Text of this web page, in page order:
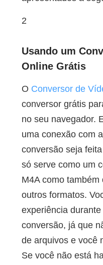
2
Usando um
Online Grátis
O Conversor de
conversor grátis
no seu navegador.
uma conexão com
conversão seja
só serve como um
M4A como
outros formatos.
experiência
conversão, já que
de arquivos e você
Se você não está